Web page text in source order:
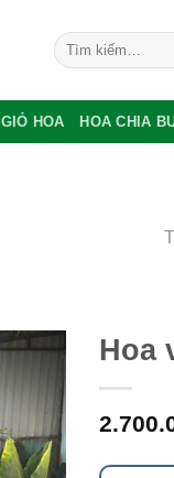
Tìm
kiếm:
GIỎ HOA HOA CHIA
Hoa